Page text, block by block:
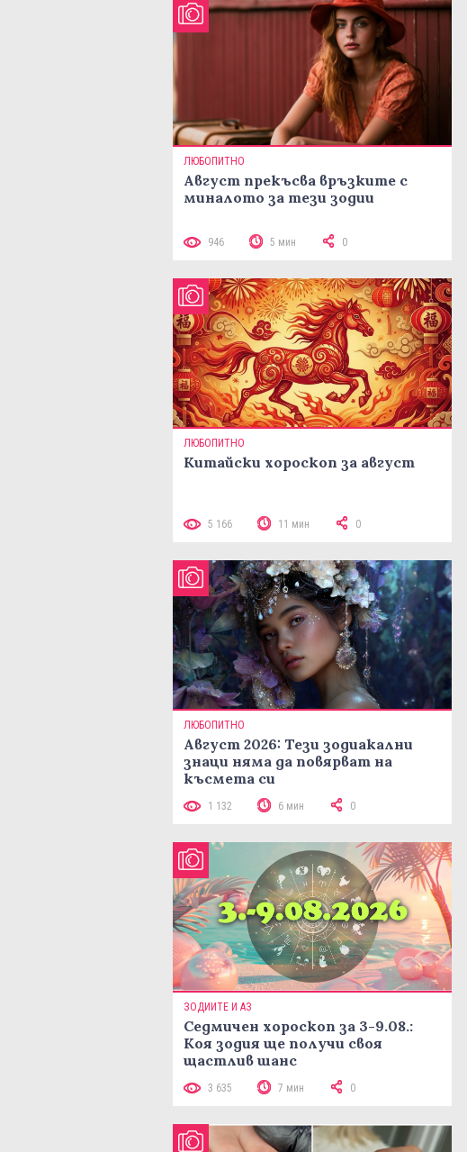
ЛЮБОПИТНО
Август прекъсва връзките с
миналото за тези зодии
946 5 мин 0
ЛЮБОПИТНО
Китайски хороскоп за август
5 166 11 мин 0
ЛЮБОПИТНО
Август 2026: Тези зодиакални
знаци няма да повярват на
късмета си
1 132 6 мин 0
ЗОДИИТЕ И АЗ
Седмичен хороскоп за 3-9.08.:
Коя зодия ще получи своя
щастлив шанс
3 635 7 мин 0